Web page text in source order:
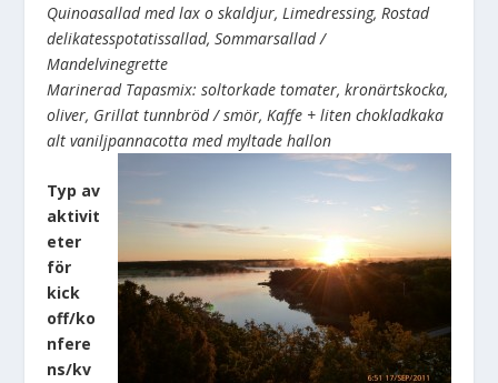
Quinoasallad med lax o skaldjur, Limedressing, Rostad
delikatesspotatissallad, Sommarsallad /
Mandelvinegrette
Marinerad Tapasmix: soltorkade tomater, kronärtskocka,
oliver, Grillat tunnbröd / smör, Kaffe + liten chokladkaka
alt vaniljpannacotta med myltade hallon
Typ av
aktivit
eter
för
kick
off/ko
nfere
ns/kv